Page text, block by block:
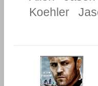
Koehler